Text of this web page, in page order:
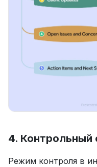
4. Контрольный
Режим контроля в